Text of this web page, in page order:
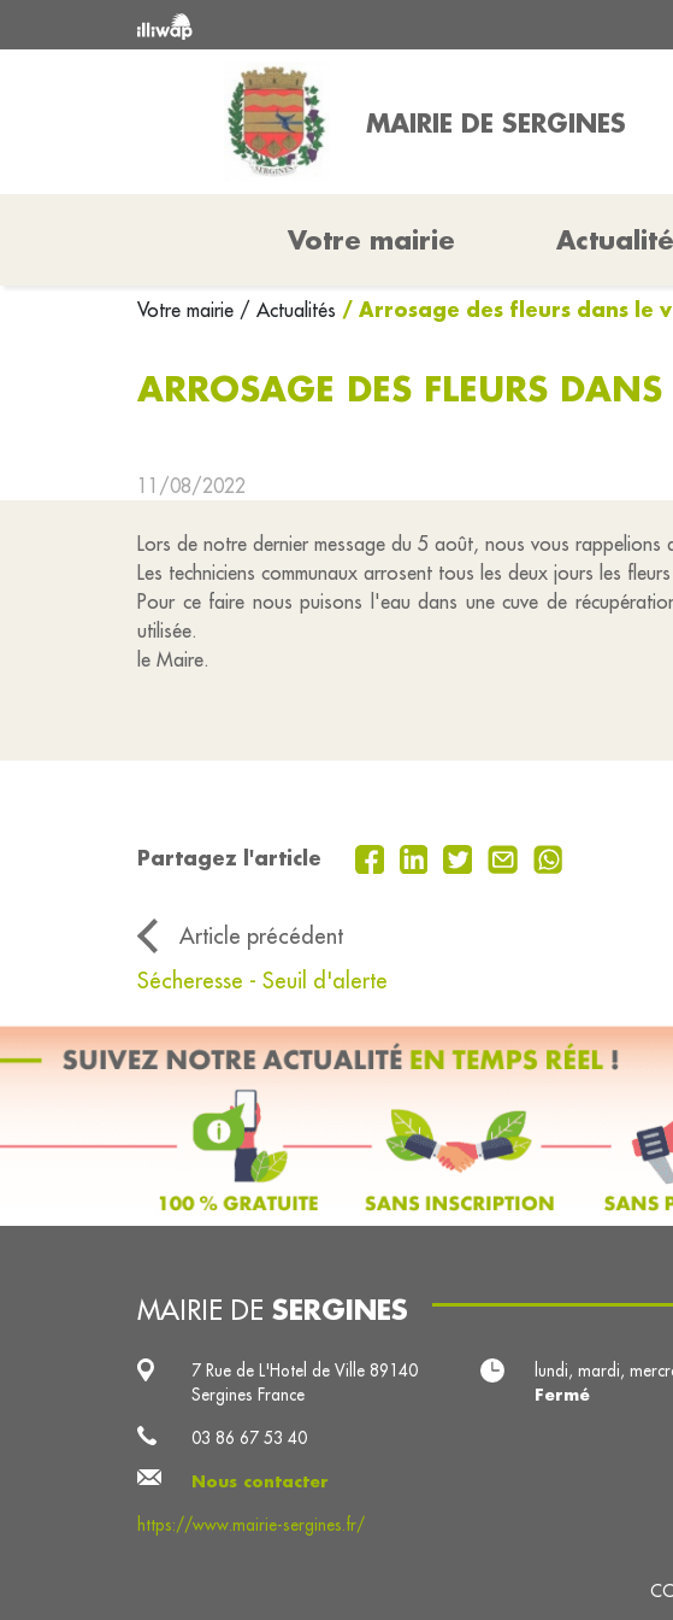
MAIRIE DE SERGINES
Votre mairie
Votre mairie / Actualités / Arrosage des fleurs dans le
ARROSAGE DES FLEURS
11/08/2022
Lors de notre dernier message du 5 août, nous vous
Les techniciens communaux arrosent tous les deux jours les
Pour ce faire nous puisons l'eau dans une cuve de
utilisée.
le Maire.
Partagez l'article
Article précédent
Sécheresse - Seuil d'alerte
MAIRIE DE SERGINES
7 Rue de L'Hotel de Ville 89140
Sergines France
03 86 67 53 40
Nous contacter
https://www.mairie-sergines.fr/
lundi, mardi,
Fermé